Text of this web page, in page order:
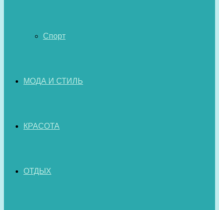
Спорт
МОДА И СТИЛЬ
КРАСОТА
ОТДЫХ